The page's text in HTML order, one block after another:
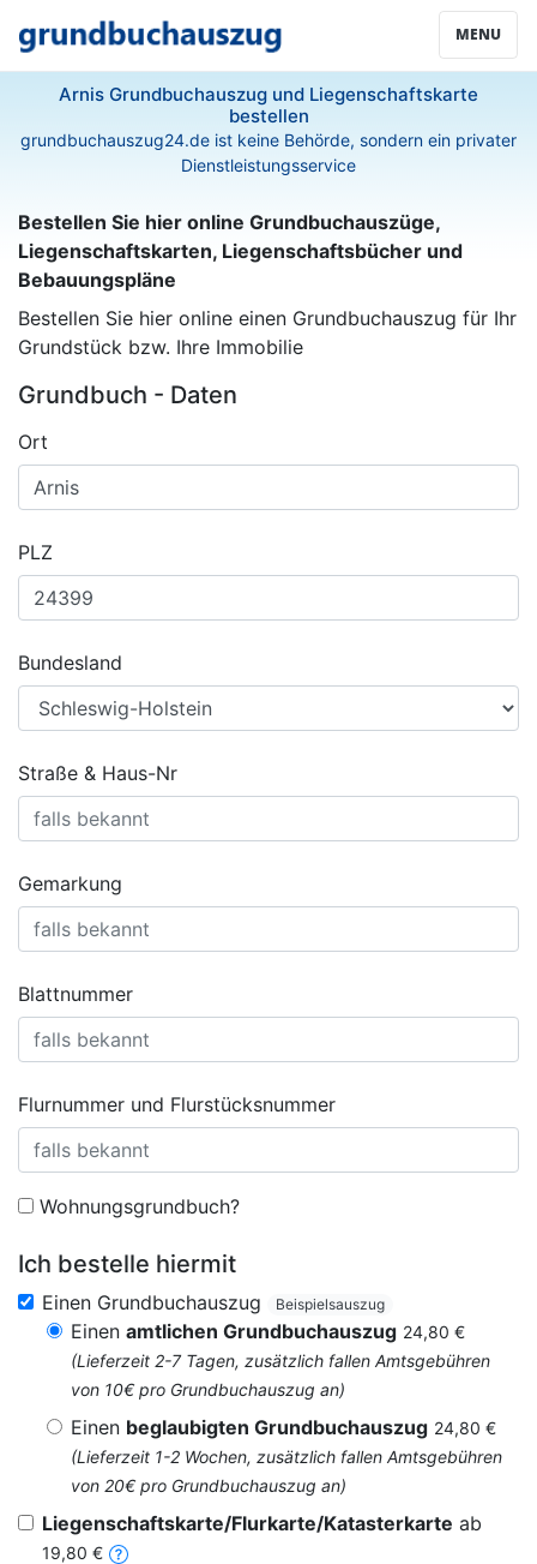
MENU
Arnis Grundbuchauszug und Liegenschaftskarte
bestellen
grundbuchauszug24.de ist keine Behörde, sondern ein privater
Dienstleistungsservice
Bestellen Sie hier online Grundbuchauszüge,
Liegenschaftskarten, Liegenschaftsbücher und
Bebauungspläne
Bestellen Sie hier online einen Grundbuchauszug für Ihr
Grundstück bzw. Ihre Immobilie
Grundbuch - Daten
Ort
PLZ
Bundesland
Straße & Haus-Nr
Gemarkung
Blattnummer
Flurnummer und Flurstücksnummer
Wohnungsgrundbuch?
Ich bestelle hiermit
Einen Grundbuchauszug Beispielsauszug
Einen amtlichen Grundbuchauszug 24,80 €
(Lieferzeit 2-7 Tagen, zusätzlich fallen Amtsgebühren
von 10€ pro Grundbuchauszug an)
Einen beglaubigten Grundbuchauszug 24,80 €
(Lieferzeit 1-2 Wochen, zusätzlich fallen Amtsgebühren
von 20€ pro Grundbuchauszug an)
Liegenschaftskarte/Flurkarte/Katasterkarte ab
19,80 €